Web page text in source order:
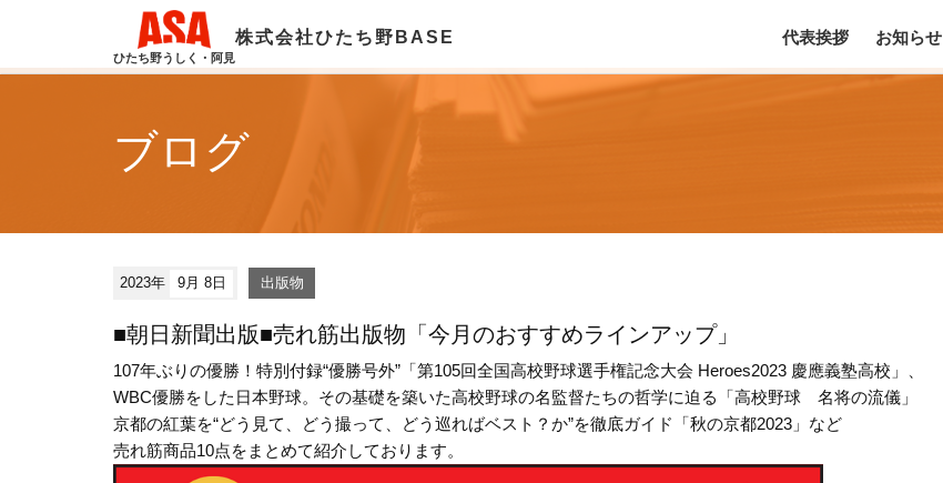
ひたち野うしく・阿見
株式会社ひたち野BASE 代表挨拶 お知らせ
ブログ
2023年 9月 8日 出版物
■朝日新聞出版■売れ筋出版物「今月のおすすめラインアップ」
107年ぶりの優勝！特別付録“優勝号外” 「第105回全国高校野球選手権記念大会 Heroes2023 慶應義塾高校」、
WBC優勝をした日本野球。その基礎を築いた高校野球の名監督たちの哲学に迫る「高校野球 名将の流儀」
京都の紅葉を“どう見て、どう撮って、どう巡ればベスト？か”を徹底ガイド「秋の京都2023」など
売れ筋商品10点をまとめて紹介しております。